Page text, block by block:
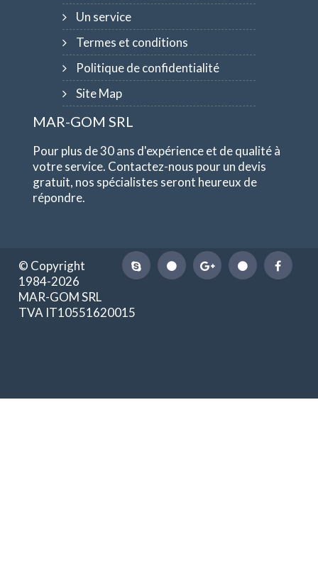
Un service
Termes et conditions
Politique de confidentialité
Site Map
MAR-GOM SRL
Pour plus de 30 ans d'expérience et de qualité à
votre service. Contactez-nous pour un devis
gratuit, nos spécialistes seront heureux de
répondre.
© Copyright
1984-2026
MAR-GOM SRL
TVA IT10551620015